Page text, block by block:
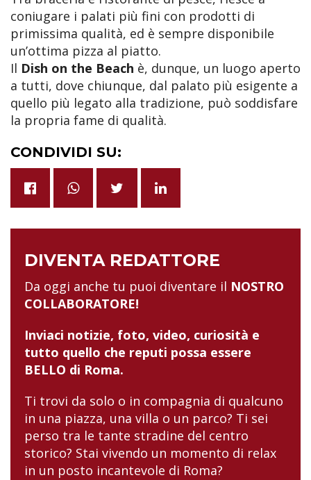
coniugare i palati più fini con prodotti di
primissima qualità, ed è sempre disponibile
un’ottima pizza al piatto.
Il Dish on the Beach è, dunque, un luogo aperto
a tutti, dove chiunque, dal palato più esigente a
quello più legato alla tradizione, può soddisfare
la propria fame di qualità.
CONDIVIDI SU:
DIVENTA REDATTORE
Da oggi anche tu puoi diventare il NOSTRO
COLLABORATORE!
Inviaci notizie, foto, video, curiosità e
tutto quello che reputi possa essere
BELLO di Roma.
Ti trovi da solo o in compagnia di qualcuno
in una piazza, una villa o un parco? Ti sei
perso tra le tante stradine del centro
storico? Stai vivendo un momento di relax
in un posto incantevole di Roma?